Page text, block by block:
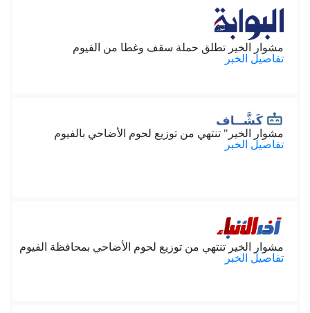
مشوار الخير تطلق حملة سقف وغطا من الفيوم
تفاصيل الخبر
مشوار الخير" تنتهي من توزيع لحوم الأضاحي بالفيوم
تفاصيل الخبر
مشوار الخير تنتهي من توزيع لحوم الأضاحي بمحافظة الفيوم
تفاصيل الخبر